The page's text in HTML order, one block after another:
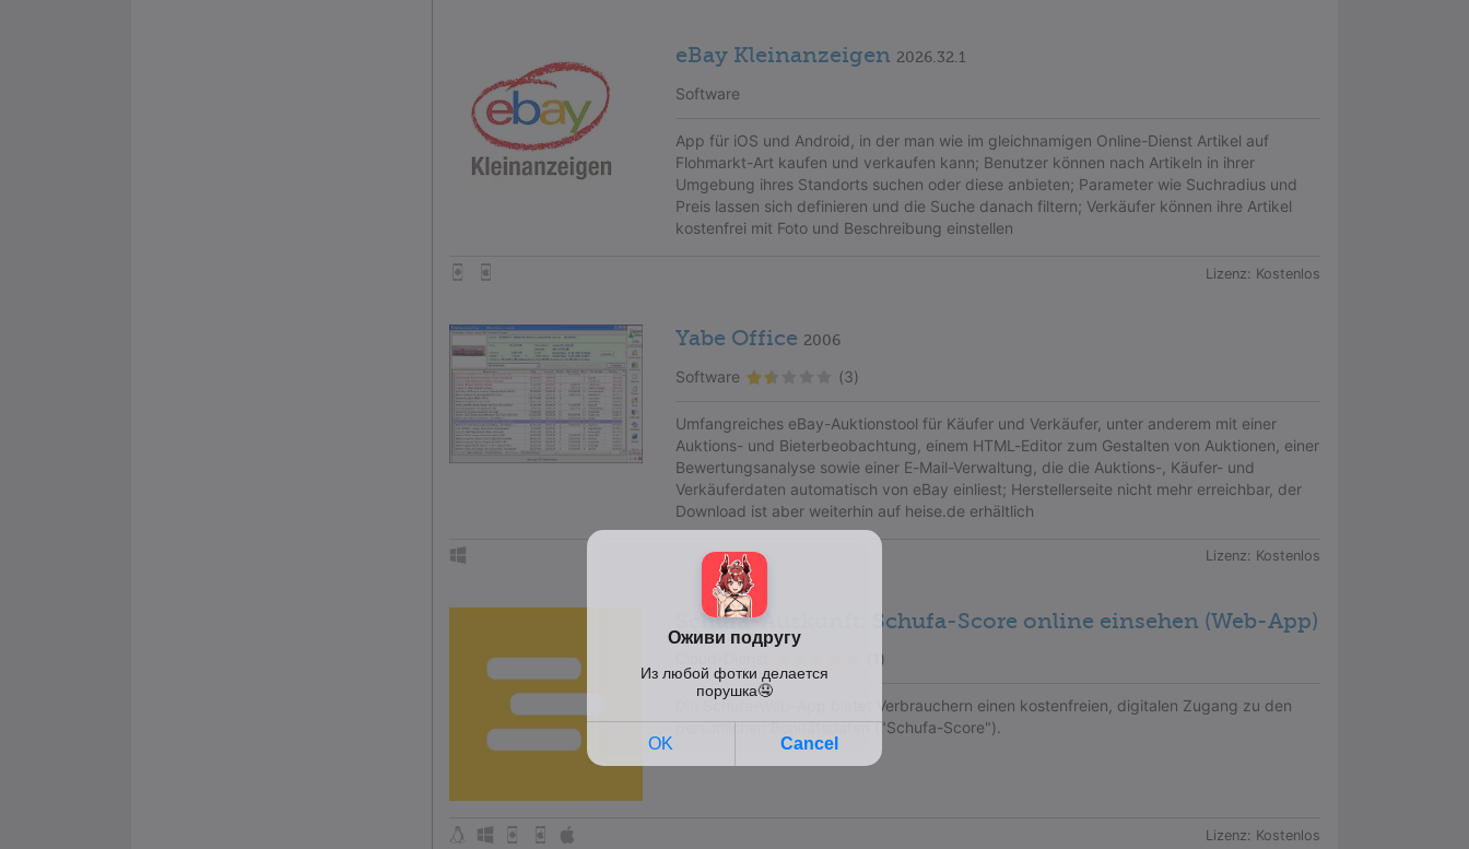
eBay Kleinanzeigen 2026.32.1
Software
App für iOS und Android, in der man wie im gleichnamigen Online-Dienst Artikel auf
Flohmarkt-Art kaufen und verkaufen kann; Benutzer können nach Artikeln in ihrer
Umgebung ihres Standorts suchen oder diese anbieten; Parameter wie Suchradius und
Preis lassen sich definieren und die Suche danach filtern; Verkäufer können ihre Artikel
kostenfrei mit Foto und Beschreibung einstellen
Lizenz: Kostenlos
Yabe Office 2006
Software (3)
Umfangreiches eBay-Auktionstool für Käufer und Verkäufer, unter anderem mit einer
Auktions- und Bieterbeobachtung, einem HTML-Editor zum Gestalten von Auktionen, einer
Bewertungsanalyse sowie einer E-Mail-Verwaltung, die die Auktions-, Käufer- und
Verkäuferdaten automatisch von eBay einliest; Herstellerseite nicht mehr erreichbar, der
Download ist aber weiterhin auf heise.de erhältlich
Lizenz: Kostenlos
Schufa-Auskunft: Schufa-Score online einsehen (Web-App)
(1)
Die Schufa-Web-App bietet Verbrauchern einen kostenfreien, digitalen Zugang zu den
persönlichen Bonitätsdaten ("Schufa-Score").
Lizenz: Kostenlos